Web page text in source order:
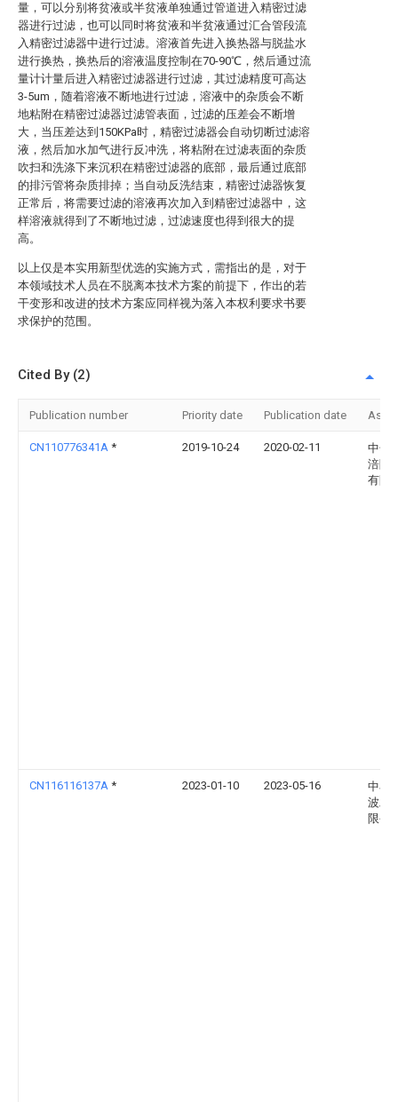
量，可以分别将贫液或半贫液单独通过管道进入精密过滤
器进行过滤，也可以同时将贫液和半贫液通过汇合管段流
入精密过滤器中进行过滤。溶液首先进入换热器与脱盐水
进行换热，换热后的溶液温度控制在70-90℃，然后通过流
量计计量后进入精密过滤器进行过滤，其过滤精度可高达
3-5um，随着溶液不断地进行过滤，溶液中的杂质会不断
地粘附在精密过滤器过滤管表面，过滤的压差会不断增
大，当压差达到150KPa时，精密过滤器会自动切断过滤溶
液，然后加水加气进行反冲洗，将粘附在过滤表面的杂质
吹扫和洗涤下来沉积在精密过滤器的底部，最后通过底部
的排污管将杂质排掉；当自动反洗结束，精密过滤器恢复
正常后，将需要过滤的溶液再次加入到精密过滤器中，这
样溶液就得到了不断地过滤，过滤速度也得到很大的提
高。
以上仅是本实用新型优选的实施方式，需指出的是，对于
本领域技术人员在不脱离本技术方案的前提下，作出的若
干变形和改进的技术方案应同样视为落入本权利要求书要
求保护的范围。
Cited By (2)
Publication number Priority date Publication date
CN110776341A * 2019-10-24 2020-02-11
中化
涪陵
有限
CN116116137A * 2023-01-10 2023-05-16
中石
波工
限公